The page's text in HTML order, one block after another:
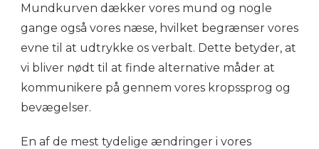
Mundkurven dækker vores mund og nogle
gange også vores næse, hvilket begrænser vores
evne til at udtrykke os verbalt. Dette betyder, at
vi bliver nødt til at finde alternative måder at
kommunikere på gennem vores kropssprog og
bevægelser.
En af de mest tydelige ændringer i vores